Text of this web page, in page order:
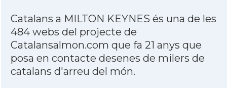
Catalans a MILTON KEYNES és una de les
484 webs del projecte de
Catalansalmon.com que fa 21 anys que
posa en contacte desenes de milers de
catalans d'arreu del món.